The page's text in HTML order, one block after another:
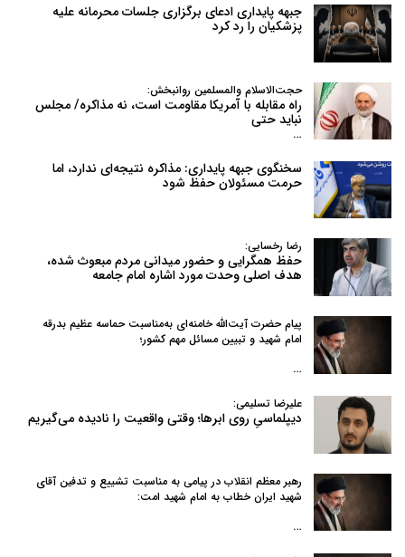
جبهه پایداری ادعای برگزاری جلسات محرمانه علیه
پزشکیان را رد کرد
حجت‌الاسلام والمسلمین روانبخش:
راه مقابله با آمریکا مقاومت است، نه مذاکره/ مجلس
نباید حتی
…
سخنگوی جبهه پایداری: مذاکره نتیجه‌ای ندارد، اما
حرمت مسئولان حفظ شود
رضا رخسایی:
حفظ همگرایی و حضور میدانی مردم مبعوث شده،
هدف اصلی وحدت مورد اشاره امام جامعه
پیام حضرت آیت‌الله خامنه‌ای به‌مناسبت حماسه عظیم بدرقه
امام شهید و تبیین مسائل مهم کشور؛
…
علیرضا تسلیمی:
دیپلماسیِ روی ابرها؛ وقتی واقعیت را نادیده می‌گیریم
رهبر معظم انقلاب در پیامی به‌ مناسبت تشییع و تدفین آقای
شهید ایران خطاب به امام شهید امت:
…